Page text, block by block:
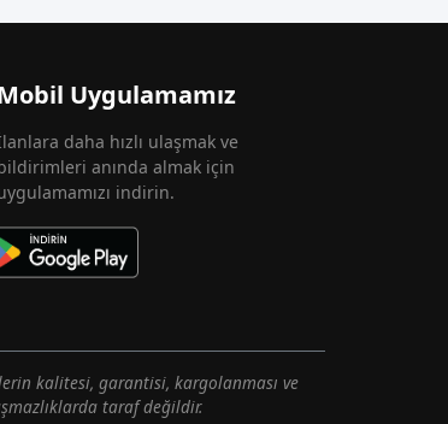
Uygulamamız
daha hızlı ulaşmak ve
anında almak için
indirin.
kalitesi, garantisi, kargolanması ve
taraf değildir.